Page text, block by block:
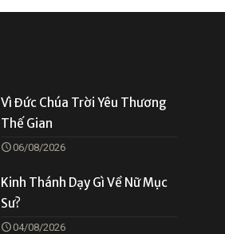
Vì Đức Chúa Trời Yêu Thương
Thế Gian
06/08/2026
Kinh Thánh Dạy Gì Về Nữ Mục
Sư?
04/08/2026